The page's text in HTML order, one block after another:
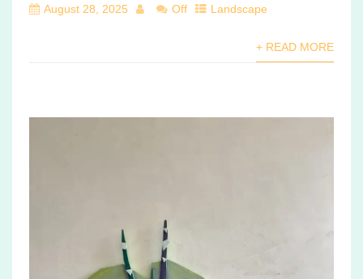
August 28, 2025 Off Landscape
+ READ MORE